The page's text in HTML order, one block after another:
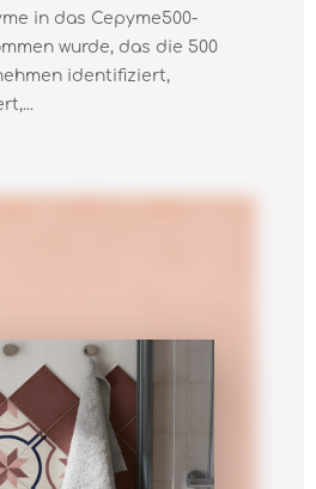
in das Cepyme500-
wurde, das die 500
identifiziert,